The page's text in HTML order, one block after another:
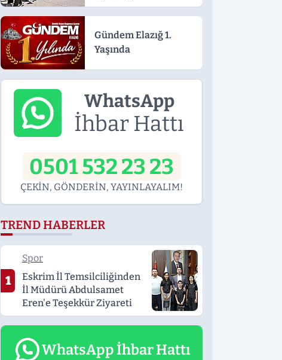
Tutuklama
Gündem Elazığ 1.
Yaşında
WhatsApp
İhbar Hattı
0501 532 23 23
ÇEKİN, GÖNDERİN, YAYINLAYALIM!
TREND HABERLER
1
Spor
Eskrim İl Temsilciliğinden
İl Müdürü Abdulsamet
Eren'e Teşekkür Ziyareti
WhatsApp İhbar Hattı